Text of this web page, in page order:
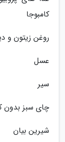
کامبوجا
روغن زیتون و
عسل
سیر
چای سبز بدون
شیرین بیان